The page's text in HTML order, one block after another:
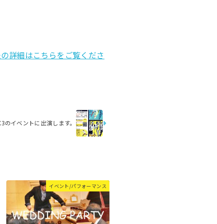
詳細はこちらをご覧くださ
のイベントに出演します。
イベント/パフォーマンス